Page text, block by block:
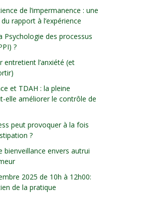
de l’impermanence : une
rapport à l’expérience
Psychologie des processus
?
entretient l’anxiété (et
et TDAH : la pleine
elle améliorer le contrôle de
peut provoquer à la fois
?
bienveillance envers autrui
2025 de 10h à 12h00:
de la pratique